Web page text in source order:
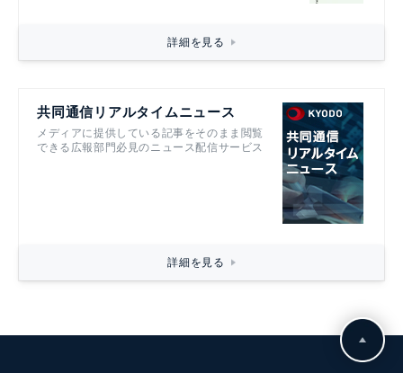
詳細を見る
共同通信リアルタイムニュース
メディアに提供している記事をそのまま閲覧
できる広報部門必見のニュース配信サービス
詳細を見る